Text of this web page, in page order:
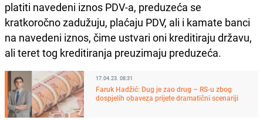
platiti navedeni iznos PDV-a, preduzeća se
kratkoročno zadužuju, plaćaju PDV, ali i kamate banci
na navedeni iznos, čime ustvari oni kreditiraju državu,
ali teret tog kreditiranja preuzimaju preduzeća.
17.04.23. 08:31
Faruk Hadžić: Dug je zao drug – RS-u zbog
dospjelih obaveza prijete dramatični scenariji